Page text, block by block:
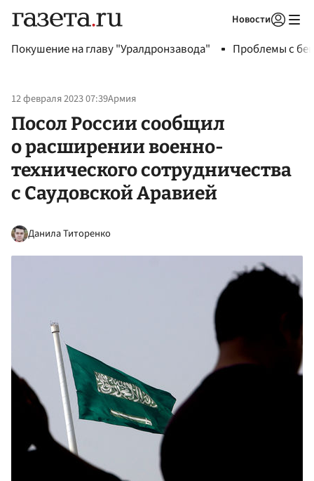
Новости
Покушение на главу "Уралдронзавода" Проблемы с
12 февраля 2023 07:39Армия
Посол России сообщил
о расширении военно-
технического сотрудничества
с Саудовской Аравией
Данила Титоренко